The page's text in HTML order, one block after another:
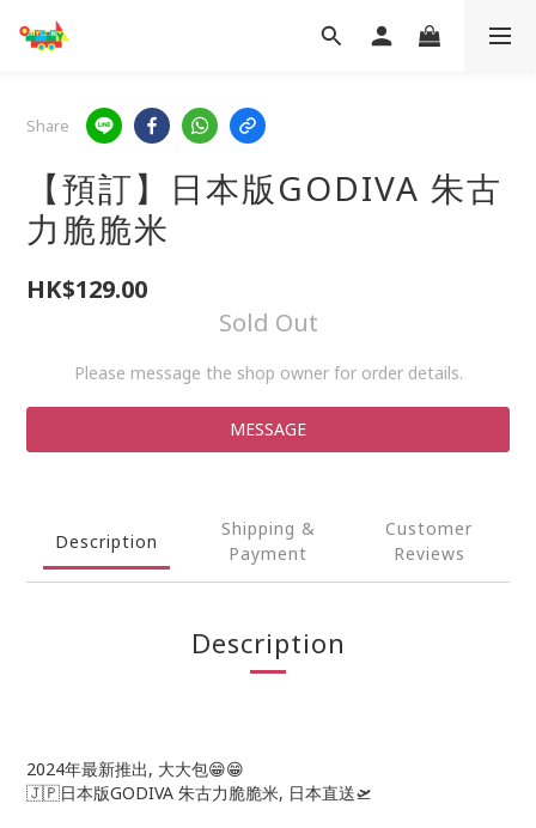
Share
【預訂】日本版GODIVA 朱古
力脆脆米
HK$129.00
Sold Out
Please message the shop owner for order details.
MESSAGE
Description
Shipping &
Payment
Customer
Reviews
Description
2024年最新推出, 大大包😁😁
🇯🇵日本版GODIVA 朱古力脆脆米, 日本直送🛫